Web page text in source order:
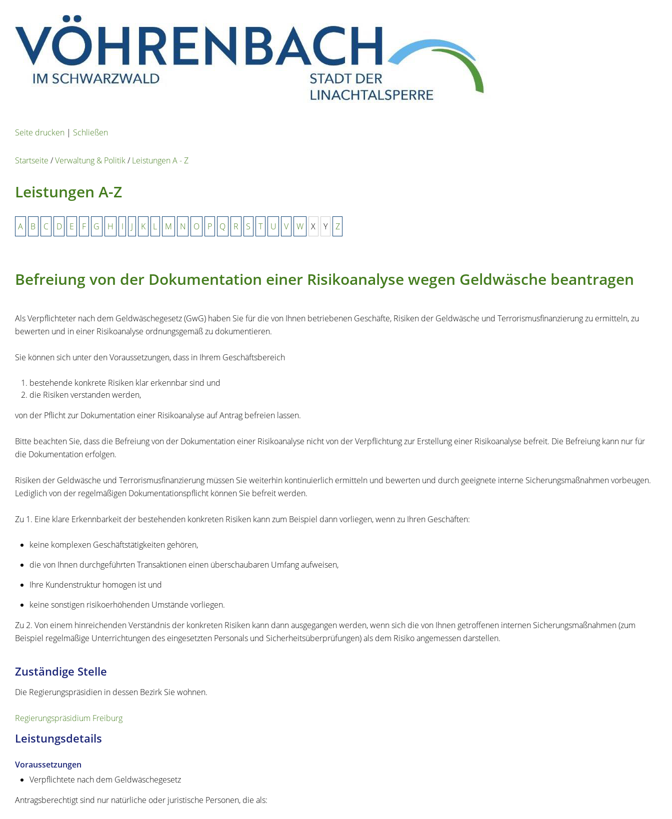
Seite drucken | Schließen
Startseite /Verwaltung & Politik/Leistungen A - Z
Leistungen A-Z
A B C D E F G H I J K L M N O P Q R S T U V W X Y Z
Befreiung von der Dokumentation einer Risikoanalyse wegen Geldwäsche beantragen
Als Verpflichteter nach dem Geldwäschegesetz (GwG) haben Sie für die von Ihnen betriebenen Geschäfte, Risiken der Geldwäsche und Terrorismusfinanzierung zu ermitteln, zu
bewerten und in einer Risikoanalyse ordnungsgemäß zu dokumentieren.
Sie können sich unter den Voraussetzungen, dass in Ihrem Geschäftsbereich
bestehende konkrete Risiken klar erkennbar sind und
die Risiken verstanden werden,
von der Pflicht zur Dokumentation einer Risikoanalyse auf Antrag befreien lassen.
Bitte beachten Sie, dass die Befreiung von der Dokumentation einer Risikoanalyse nicht von der Verpflichtung zur Erstellung einer Risikoanalyse befreit. Die Befreiung kann nur für
die Dokumentation erfolgen.
Risiken der Geldwäsche und Terrorismusfinanzierung müssen Sie weiterhin kontinuierlich ermitteln und bewerten und durch geeignete interne Sicherungsmaßnahmen vorbeugen.
Lediglich von der regelmäßigen Dokumentationspflicht können Sie befreit werden.
Zu 1. Eine klare Erkennbarkeit der bestehenden konkreten Risiken kann zum Beispiel dann vorliegen, wenn zu Ihren Geschäften:
keine komplexen Geschäftstätigkeiten gehören,
die von Ihnen durchgeführten Transaktionen einen überschaubaren Umfang aufweisen,
Ihre Kundenstruktur homogen ist und
keine sonstigen risikoerhöhenden Umstände vorliegen.
Zu 2. Von einem hinreichenden Verständnis der konkreten Risiken kann dann ausgegangen werden, wenn sich die von Ihnen getroffenen internen Sicherungsmaßnahmen (zum
Beispiel regelmäßige Unterrichtungen des eingesetzten Personals und Sicherheitsüberprüfungen) als dem Risiko angemessen darstellen.
Zuständige Stelle
Die Regierungspräsidien in dessen Bezirk Sie wohnen.
Regierungspräsidium Freiburg
Leistungsdetails
Voraussetzungen
Verpflichtete nach dem Geldwäschegesetz
Antragsberechtigt sind nur natürliche oder juristische Personen, die als: